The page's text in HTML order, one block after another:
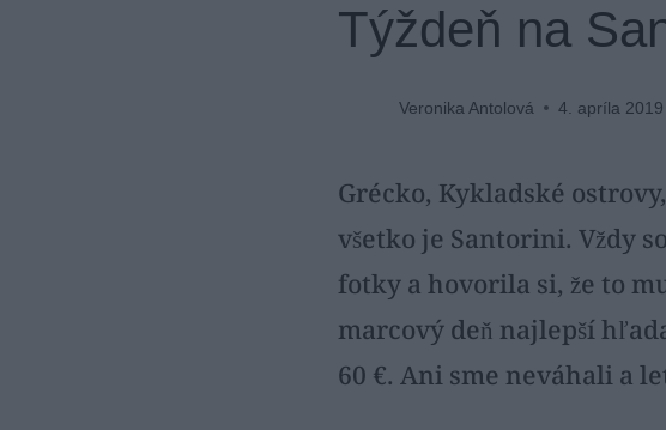
Týždeň na
Veronika Antolová 4. apríla 2019
Grécko, Kykladské
všetko je Santorini. Vždy
fotky a hovorila si, že to
marcový deň najlepší
60 €. Ani sme neváhali a